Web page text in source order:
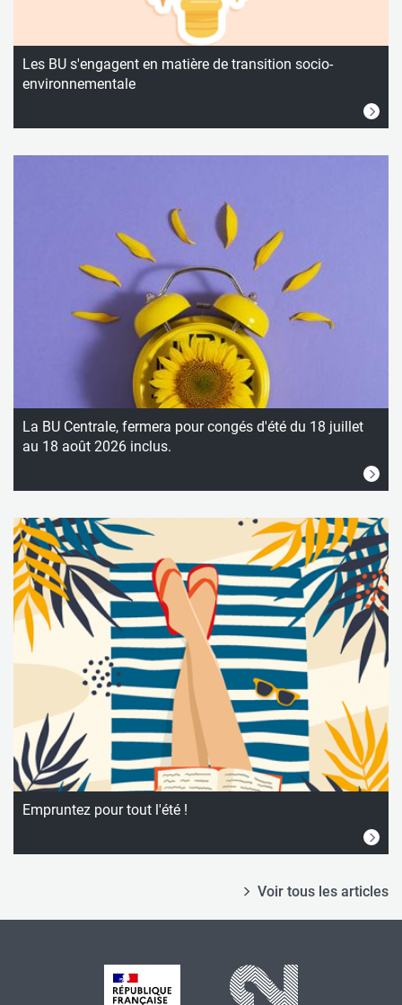
Les BU s'engagent en matière de transition socio-
environnementale
La BU Centrale, fermera pour congés d'été du 18 juillet
au 18 août 2026 inclus.
Empruntez pour tout l'été !
Voir tous les articles